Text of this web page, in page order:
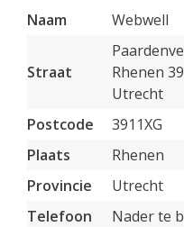
Naam Webwell
Straat
Rhenen
Utrecht
Postcode
3911XG
Plaats
Rhenen
Provincie
Utrecht
Telefoon
Nader te